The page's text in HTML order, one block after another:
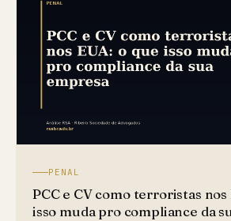
PENAL
PCC e CV como terroristas nos
isso muda pro compliance da